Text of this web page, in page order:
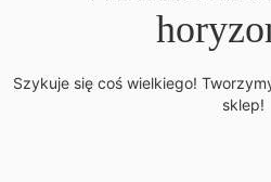
Szykuje się coś wielkiego!
sklep!